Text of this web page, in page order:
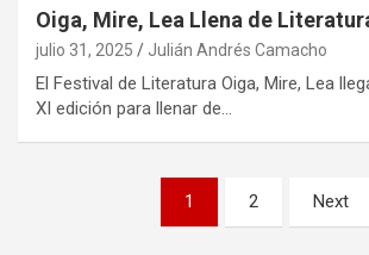
Oiga, Mire, Lea Llena de
julio 31, 2025 Julián Andrés Camacho
El Festival de Literatura Oiga, Mire, Lea
XI edición para llenar de…
1 2 Next